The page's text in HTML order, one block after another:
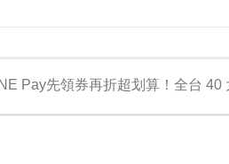
Pay先領券再折超划算！全台 40